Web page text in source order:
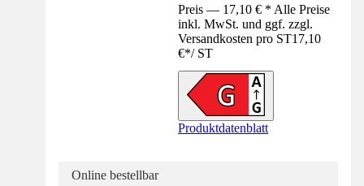
Preis — 17,10 € * Alle Preise
inkl. MwSt. und ggf. zzgl.
Versandkosten pro ST17,10
€*/ ST
Produktdatenblatt
Online bestellbar